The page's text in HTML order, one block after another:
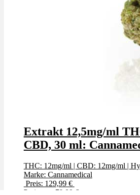
Extrakt 12,5mg/ml
CBD, 30 ml:
THC: 12mg/ml | CBD: 12mg/ml |
Marke: Cannamedical
Preis: 129,99 €
Preis: nur 79,99 €